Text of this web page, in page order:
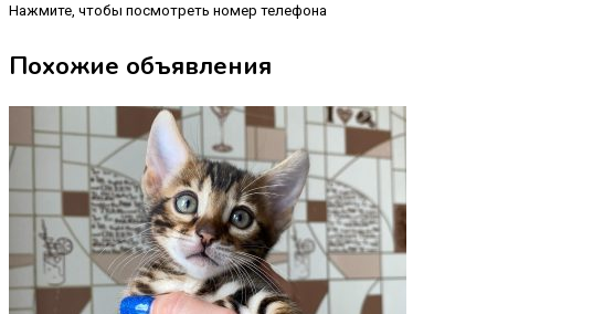
Нажмите, чтобы посмотреть номер телефона
Похожие объявления